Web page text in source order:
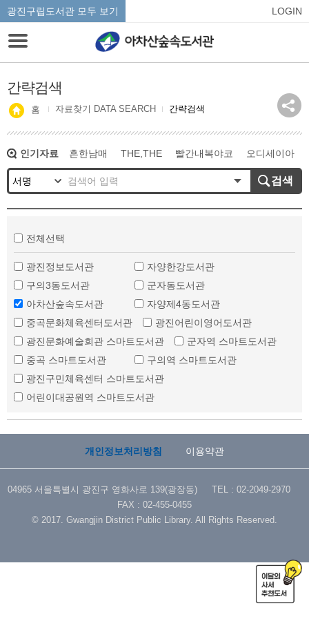
광진구립도서관 모두 보기 LOGIN
간략검색
홈 자료찾기 DATA SEARCH 간략검색
인기자료 흔한남매 THE,THE 빨간내복야코
오디세이아
혼모노
모순 수족관
검색
전체선택
광진정보도서관
자양한강도서관
구의3동도서관
군자동도서관
아차산숲속도서관
자양제4동도서관
중곡문화체육센터도서관
광진어린이영어도서관
광진문화예술회관 스마트도서관
군자역 스마트도서관
중곡 스마트도서관
구의역 스마트도서관
광진구민체육센터 스마트도서관
어린이대공원역 스마트도서관
개인정보처리방침 이용약관
04965 서울특별시 광진구 영화사로 139(광장동) TEL : 02-2049-2970
FAX : 02-455-0455
© 2017. Gwangjin District Public Library. All Rights Reserved.